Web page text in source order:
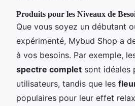
Produits pour les Niveaux de
Que vous soyez un débutant
expérimenté, Mybud Shop a
à vos besoins. Par exemple,
spectre complet sont idéales
utilisateurs, tandis que les
populaires pour leur effet